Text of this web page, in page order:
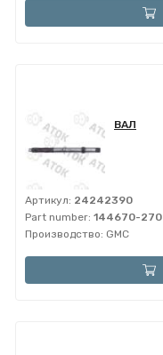
ВАЛ
Артикул: 24242390
Part number: 144670-270
Производство: GMC